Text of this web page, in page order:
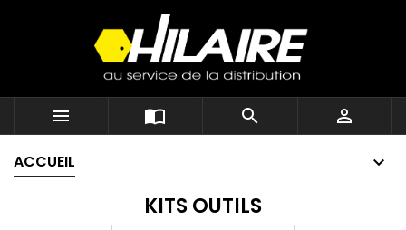
   
ACCUEIL
KITS OUTILS